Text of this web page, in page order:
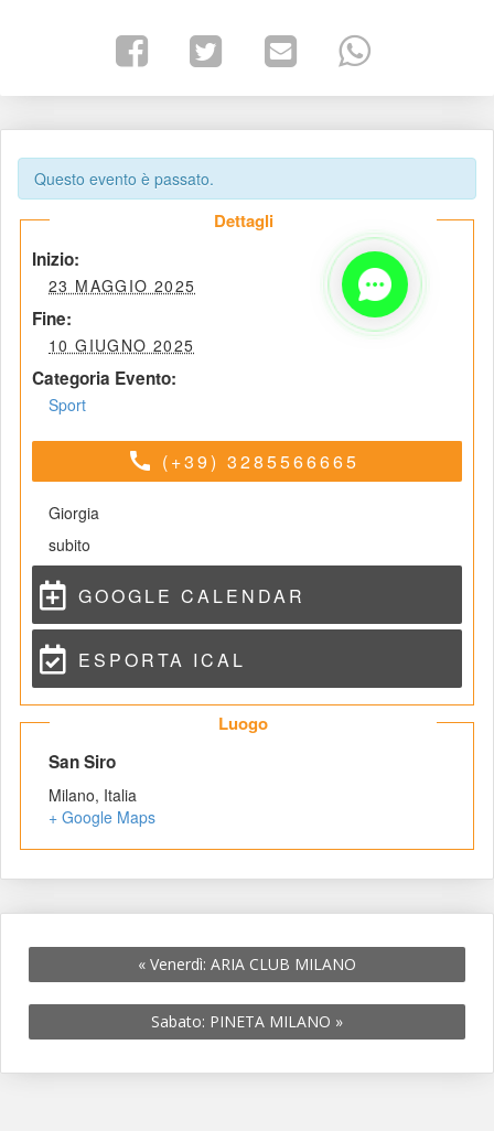
Questo evento è passato.
Dettagli
Inizio:
23 MAGGIO 2025
Fine:
10 GIUGNO 2025
Categoria Evento:
Sport
call (+39) 3285566665
Giorgia
ubito
GOOGLE CALENDAR
ESPORTA ICAL
Luogo
San Siro
Milano, Italia
+ Google Map
« Venerdì: ARIA CLUB MILANO
Sabato: PINETA MILANO »